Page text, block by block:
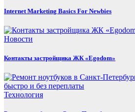
Internet Marketing Basics For Newbies
Новости
Контакты застройщика ЖК «Egodom»
Технология